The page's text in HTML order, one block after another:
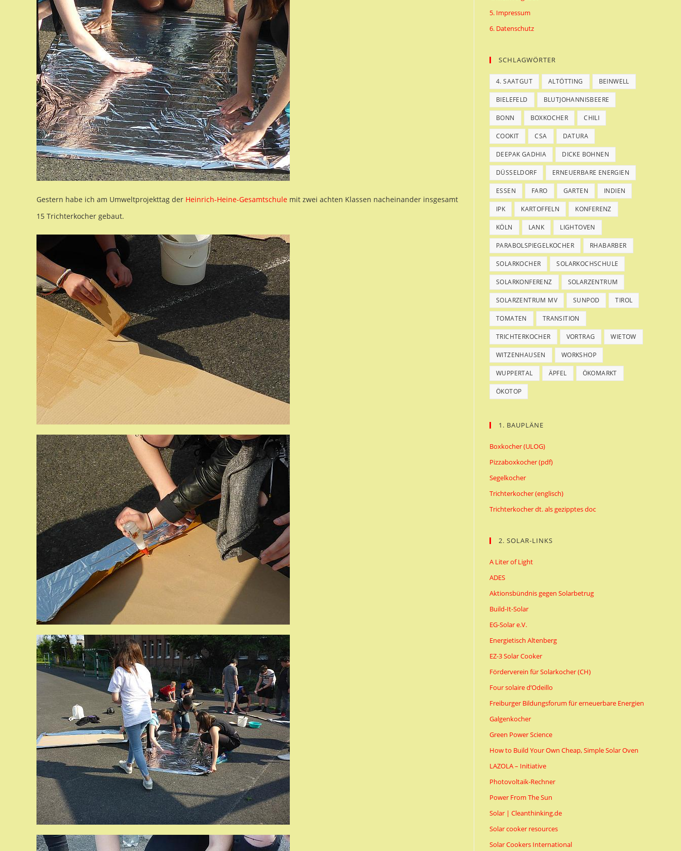
Gestern habe ich am Umweltprojekttag der Heinrich-Heine-Gesamtschule mit zwei achten Klassen nacheinander insgesamt
15 Trichterkocher gebaut.
5. Impressum
6. Datenschutz
SCHLAGWÖRTER
4. SAATGUT ALTÖTTING BEINWELL
BIELEFELD BLUTJOHANNISBEERE
BONN BOXKOCHER CHILI
COOKIT CSA DATURA
DEEPAK GADHIA DICKE BOHNEN
DÜSSELDORF ERNEUERBARE ENERGIEN
ESSEN FARO GARTEN INDIEN
IPK KARTOFFELN KONFERENZ
KÖLN LANK LIGHTOVEN
PARABOLSPIEGELKOCHER RHABARBER
SOLARKOCHER SOLARKOCHSCHULE
SOLARKONFERENZ SOLARZENTRUM
SOLARZENTRUM MV SUNPOD TIROL
TOMATEN TRANSITION
TRICHTERKOCHER VORTRAG WIETOW
WITZENHAUSEN WORKSHOP
WUPPERTAL ÄPFEL ÖKOMARKT
ÖKOTOP
1. BAUPLÄNE
Boxkocher (ULOG)
Pizzaboxkocher (pdf)
Segelkocher
Trichterkocher (englisch)
Trichterkocher dt. als gezipptes doc
2. SOLAR-LINKS
A Liter of Light
ADES
Aktionsbündnis gegen Solarbetrug
Build-It-Solar
EG-Solar e.V.
Energietisch Altenberg
EZ-3 Solar Cooker
Förderverein für Solarkocher (CH)
Four solaire d’Odeillo
Freiburger Bildungsforum für erneuerbare Energien
Galgenkocher
Green Power Science
How to Build Your Own Cheap, Simple Solar Oven
LAZOLA – Initiative
Photovoltaik-Rechner
Power From The Sun
Solar | Cleanthinking.de
Solar cooker resources
Solar Cookers International